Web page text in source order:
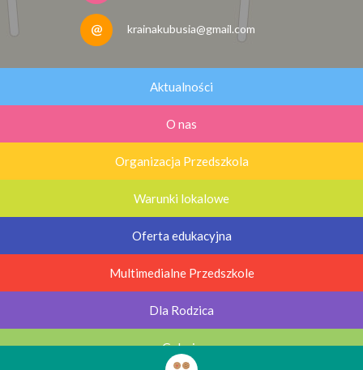
krainakubusia@gmail.com
Aktualności
O nas
Organizacja Przedszkola
Warunki lokalowe
Oferta edukacyjna
Multimedialne Przedszkole
Dla Rodzica
Galerie